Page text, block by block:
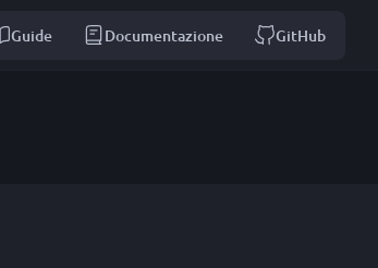
Guide Documentazione GitHub